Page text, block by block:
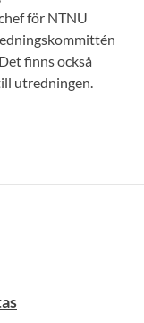
för NTNU
finns också
utredningen.